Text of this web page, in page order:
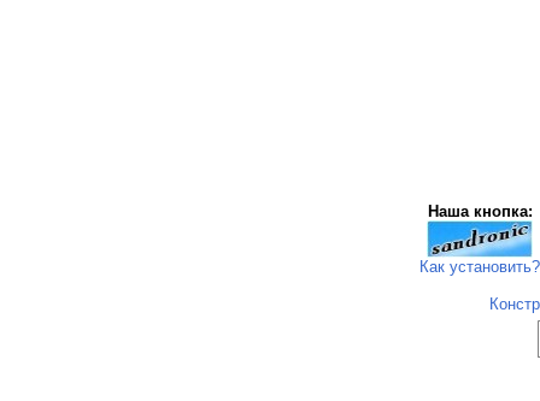
Наша кнопка:
Как установить?